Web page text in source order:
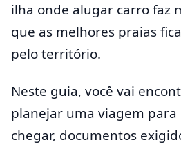
ilha onde alugar carro faz
que as melhores praias
pelo território.
Neste guia, você vai
planejar uma viagem para
chegar, documentos